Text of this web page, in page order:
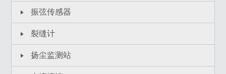
振弦传感器
裂缝计
扬尘监测站